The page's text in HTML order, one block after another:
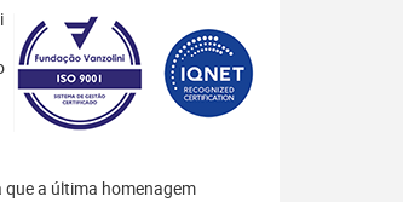
a última homenagem